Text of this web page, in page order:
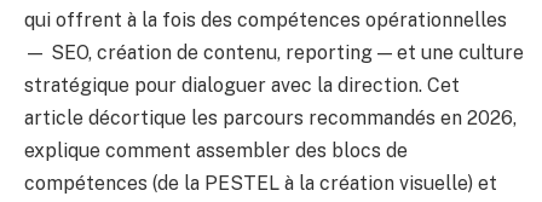
qui offrent à la fois des compétences opérationnelles
— SEO, création de contenu, reporting — et une culture
stratégique pour dialoguer avec la direction. Cet
article décortique les parcours recommandés en 2026,
explique comment assembler des blocs de
compétences (de la PESTEL à la création visuelle) et